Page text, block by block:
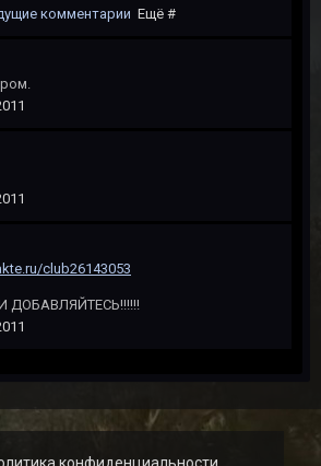
комментарии Ещё #
club26143053
ДОБАВЛЯЙТЕСЬ!!!!!!